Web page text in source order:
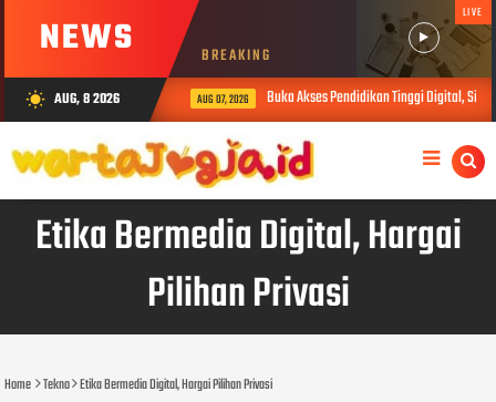
NEWS BREAKING
LIVE
wb_sunny AUG, 8 2026 AUG 07, 2026 Buka Akses Pendidikan Tinggi Digital,
Etika Bermedia Digital, Hargai
Pilihan Privasi
Home Tekno Etika Bermedia Digital, Hargai Pilihan Privasi